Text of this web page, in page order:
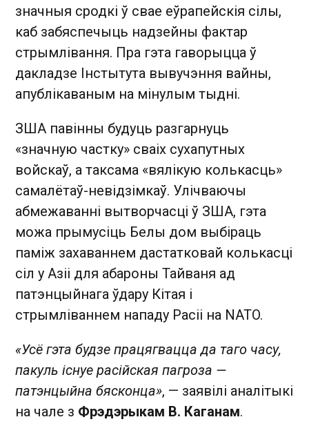
значныя сродкі ў свае еўрапейскія сілы,
каб забяспечыць надзейны фактар
стрымлівання. Пра гэта гаворыцца ў
дакладзе Інстытута вывучэння вайны,
апублікаваным на мінулым тыдні.
ЗША павінны будуць разгарнуць
«значную частку» сваіх сухапутных
войскаў, а таксама «вялікую колькасць»
самалётаў-невідзімкаў. Улічваючы
абмежаванні вытворчасці ў ЗША, гэта
можа прымусіць Белы дом выбіраць
паміж захаваннем дастатковай колькасці
сіл у Азіі для абароны Тайваня ад
патэнцыйнага ўдару Кітая і
стрымліваннем нападу Расіі на NATO.
«Усё гэта будзе працягвацца да таго часу,
пакуль існуе расійская пагроза —
патэнцыйна бясконца», — заявілі аналітыкі
на чале з Фрэдэрыкам В. Каганам.